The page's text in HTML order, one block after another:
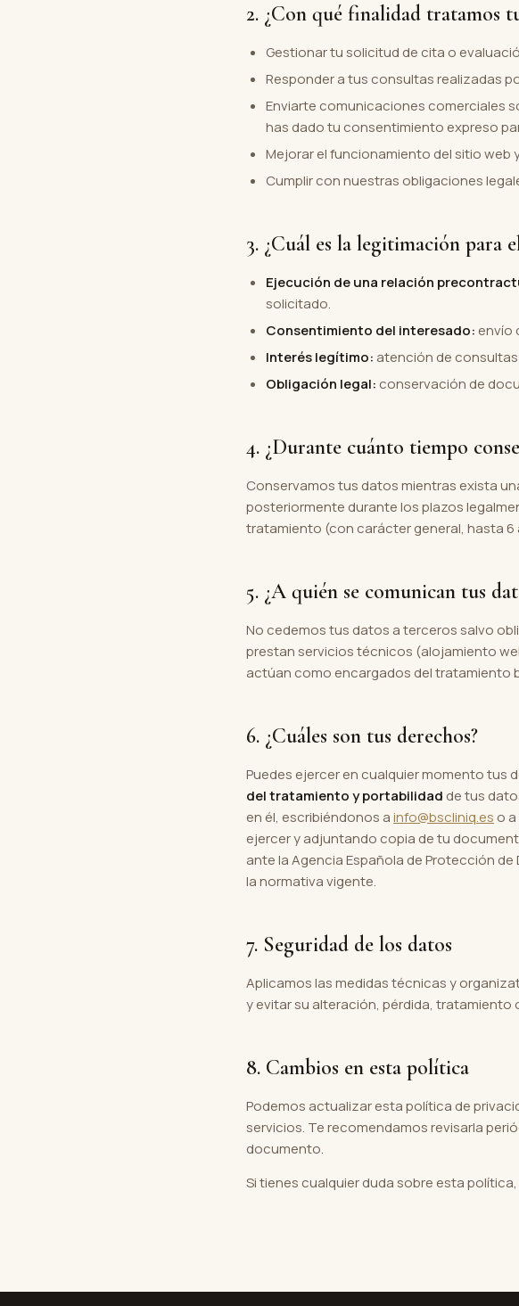
2. ¿Con qué finalidad tratamos
Gestionar tu solicitud de cita o
Responder a tus consultas realizadas
Enviarte comunicaciones comerciales
has dado tu consentimiento expreso
Mejorar el funcionamiento del sitio web
Cumplir con nuestras obligaciones
3. ¿Cuál es la legitimación para
Ejecución de una relación
solicitado.
Consentimiento del interesado: envío
Interés legítimo: atención de
Obligación legal: conservación de
4. ¿Durante cuánto tiempo
Conservamos tus datos mientras exista
posteriormente durante los plazos
tratamiento (con carácter general, hasta
5. ¿A quién se comunican tus
No cedemos tus datos a terceros salvo
prestan servicios técnicos (alojamiento
actúan como encargados del tratamiento
6. ¿Cuáles son tus derechos?
Puedes ejercer en cualquier momento tus
del tratamiento y portabilidad de tus
en él, escribiéndonos ainfo@bscliniq.es o
ejercer y adjuntando copia de tu
ante la Agencia Española de Protección de
la normativa vigente.
7. Seguridad de los datos
Aplicamos las medidas técnicas y
y evitar su alteración, pérdida,
8. Cambios en esta política
Podemos actualizar esta política de
servicios. Te recomendamos revisarla
documento.
Si tienes cualquier duda sobre esta